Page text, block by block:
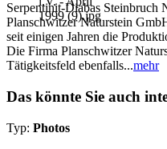
Serpentinit-Diabas Steinbruch
Planschwitzer Naturstein
seit einigen Jahren die
Die Firma Planschwitzer
Tätigkeitsfeld ebenfalls...mehr
Das könnte Sie auch
Typ: Photos